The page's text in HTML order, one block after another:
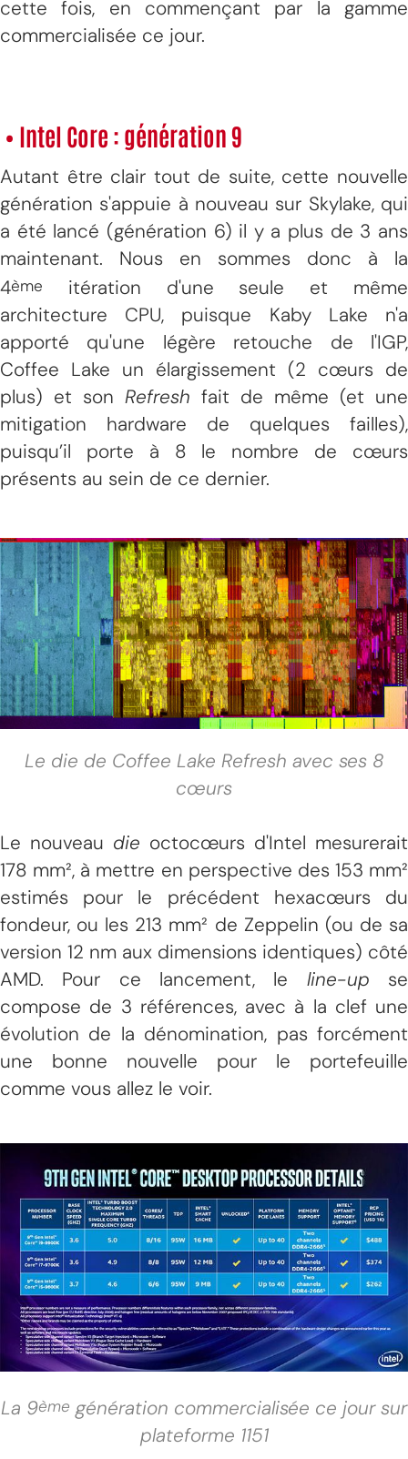
cette fois, en commençant par la gamme
commercialisée ce jour.
• Intel Core : génération 9
Autant être clair tout de suite, cette nouvelle
génération s'appuie à nouveau sur Skylake, qui
a été lancé (génération 6) il y a plus de 3 ans
maintenant. Nous en sommes donc à la
4ème
itération d'une seule et même
architecture CPU, puisque Kaby Lake n'a
apporté qu'une légère retouche de l'IGP,
Coffee Lake un élargissement (2 cœurs de
plus) et son Refresh fait de même (et une
mitigation hardware de quelques failles),
puisqu’il porte à 8 le nombre de cœurs
présents au sein de ce dernier.
Le die de Coffee Lake Refresh avec ses 8
cœurs
Le nouveau die octocœurs d'Intel mesurerait
178 mm², à mettre en perspective des 153 mm²
estimés pour le précédent hexacœurs du
fondeur, ou les 213 mm² de Zeppelin (ou de sa
version 12 nm aux dimensions identiques) côté
AMD. Pour ce lancement, le line-up se
compose de 3 références, avec à la clef une
évolution de la dénomination, pas forcément
une bonne nouvelle pour le portefeuille
comme vous allez le voir.
La 9ème génération commercialisée ce jour sur
plateforme 1151